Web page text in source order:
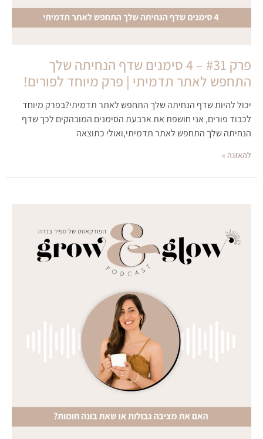
פרק #31 – 4 סימנים שדף הנחיתה שלך
התחפש לאתר תדמיתי | פרק מיוחד לפורים!
יכול להיות שדף הנחיתה שלך התחפש לאתר תדמיתי?בפרק מיוחד
לכבוד פורים, אני חושפת את ארבעת הסימנים המובהקים לכך שדף
הנחיתה שלך התחפש לאתר תדמיתי,ואולי כתוצאה
להאזנה »